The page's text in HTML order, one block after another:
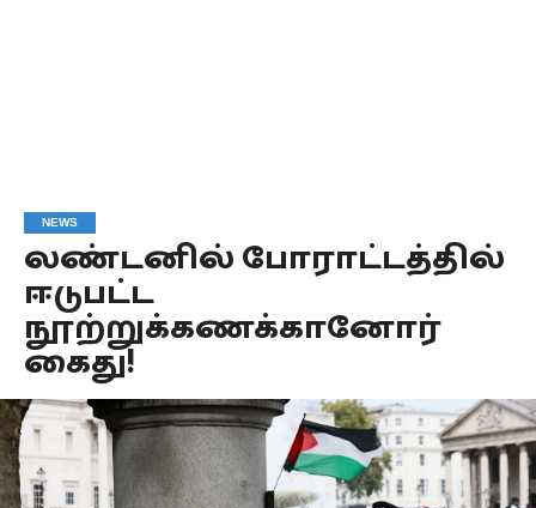
NEWS
லண்டனில் போராட்டத்தில்
ஈடுபட்ட
நூற்றுக்கணக்கானோர்
கைது!